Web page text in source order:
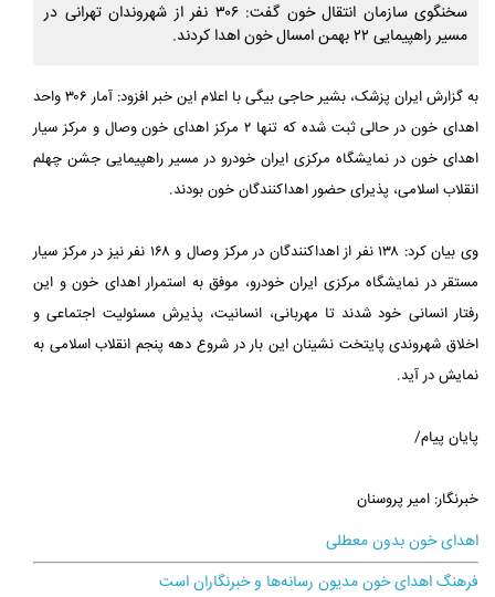
سخنگوی سازمان انتقال خون گفت: ۳۰۶ نفر از شهروندان تهرانی در
مسیر راهپیمایی ۲۲ بهمن امسال خون اهدا کردند.
به گزارش ایران پزشک، بشیر حاجی بیگی با اعلام این خبر افزود: آمار ۳۰۶ واحد
اهدای خون در حالی ثبت شده که تنها ۲ مرکز اهدای خون وصال و مرکز سیار
اهدای خون در نمایشگاه مرکزی ایران خودرو در مسیر راهپیمایی جشن چهلم
انقلاب اسلامی، پذیرای حضور اهداکنندگان خون بودند.
وی بیان کرد: ۱۳۸ نفر از اهداکنندگان در مرکز وصال و ۱۶۸ نفر نیز در مرکز سیار
مستقر در نمایشگاه مرکزی ایران خودرو، موفق به استمرار اهدای خون و این
رفتار انسانی خود شدند تا مهربانی، انسانیت، پذیرش مسئولیت اجتماعی و
اخلاق شهروندی پایتخت نشینان این بار در شروع دهه پنجم انقلاب اسلامی به
نمایش در آید.
پایان پیام/
خبرنگار: امیر پروسنان
اهدای خون بدون معطلی
فرهنگ اهدای خون مدیون رسانه‌ها و خبرنگاران است